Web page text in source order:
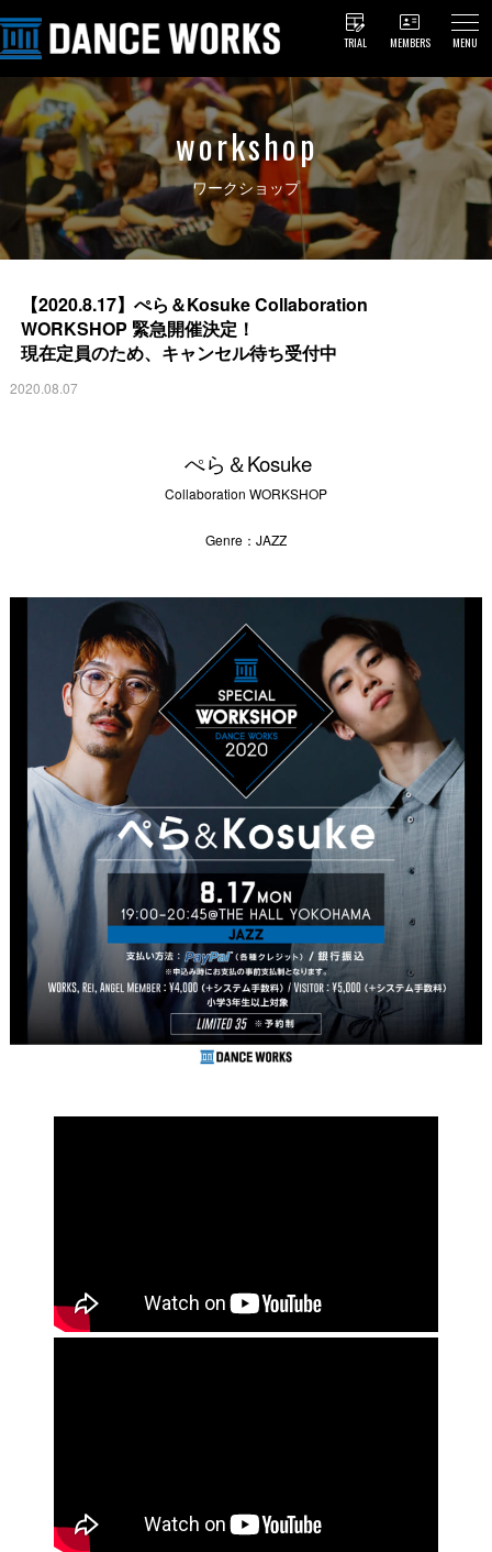
TRIAL MEMBERS MENU
workshop
ワークショップ
【2020.8.17】ぺら＆Kosuke Collaboration
WORKSHOP 緊急開催決定！
現在定員のため、キャンセル待ち受付中
2020.08.07
ぺら＆Kosuke
Collaboration WORKSHOP
Genre：JAZZ